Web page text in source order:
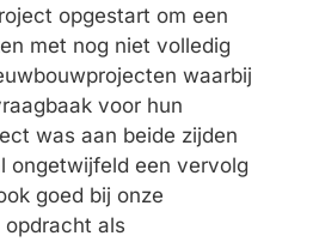
opgestart om een
met nog niet volledig
waarbij
voor hun
was aan beide zijden
ongetwijfeld een vervolg
goed bij onze
als